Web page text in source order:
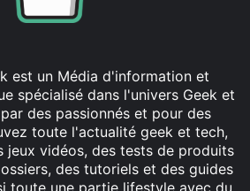
est un Média d'information et
spécialisé dans l'univers Geek et
des passionnés et pour des
toute l'actualité geek et tech,
jeux vidéos, des tests de produits
des tutoriels et des guides